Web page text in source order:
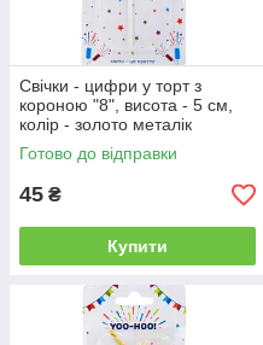
Свічки - цифри у торт з
короною "8", висота - 5 см,
колір - золото металік
Готово до відправки
45 ₴
Купити